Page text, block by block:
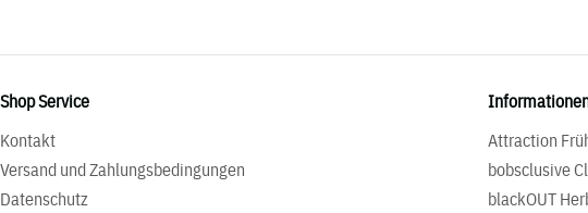
Shop Service
Kontakt
Versand und Zahlungsbedingungen
Datenschutz
Attraction
bobsclusive
blackOUT